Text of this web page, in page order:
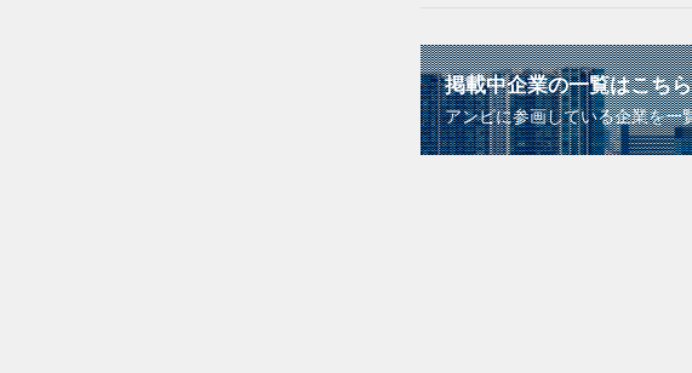
掲載中企業の一覧はこちら
アンビに参画している企業を一